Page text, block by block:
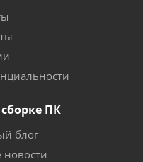
ПК
блог